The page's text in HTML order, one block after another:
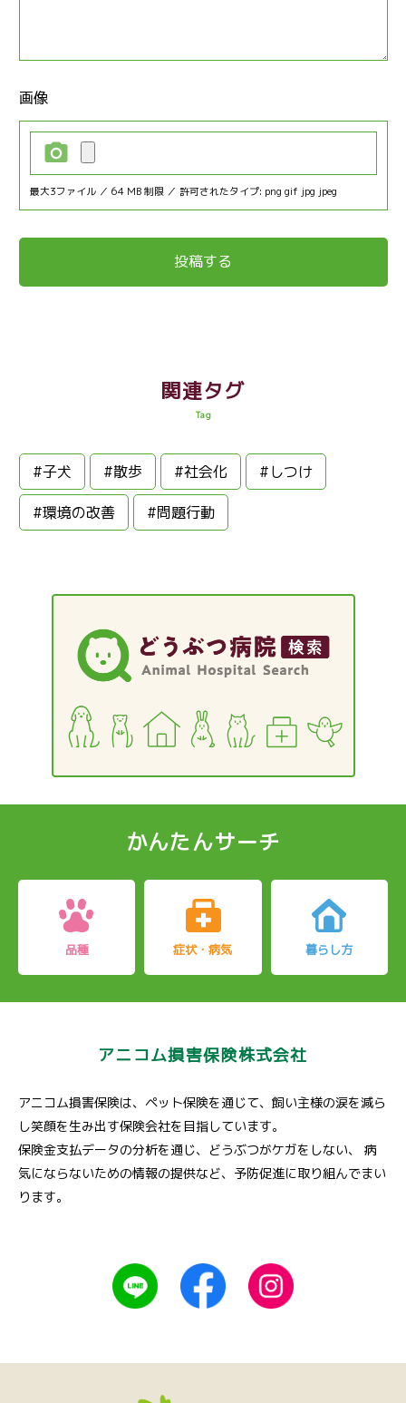
画像
最大3ファイル ／ 64 MB 制限 ／ 許可されたタイプ: png gif jpg jpeg
関連タグ
Tag
#子犬 #散歩 #社会化 #しつけ
#環境の改善 #問題行動
かんたんサーチ
品種 症状・病気 暮らし方
アニコム損害保険株式会社
アニコム損害保険は、ペット保険を通じて、飼い主様の涙を減ら
し笑顔を生み出す保険会社を目指しています。
保険金支払データの分析を通じ、どうぶつがケガをしない、 病
気にならないための情報の提供など、予防促進に取り組んでまい
ります。